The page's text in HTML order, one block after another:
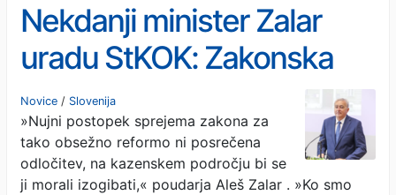
Nekdanji minister Zalar
uradu StKOK: Zakonska
rešitev utegne slabiti
samostojnost tožilcev
Novice / Slovenija
»Nujni postopek sprejema zakona za
tako obsežno reformo ni posrečena
odločitev, na kazenskem področju bi se
ji morali izogibati,« poudarja Aleš Zalar . »Ko smo